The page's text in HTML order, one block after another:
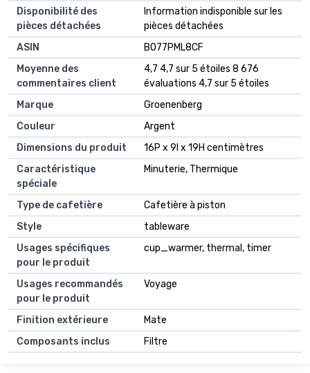
Disponibilité des
pièces détachées
‎Information indisponible sur les
pièces détachées
ASIN
B077PML8CF
Moyenne des
commentaires client
4,7 4,7 sur 5 étoiles 8 676
évaluations 4,7 sur 5 étoiles
Marque
Groenenberg
Couleur
Argent
Dimensions du produit
16P x 9l x 19H centimètres
Caractéristique
spéciale
Minuterie, Thermique
Type de cafetière
Cafetière à piston
Style
tableware
Usages spécifiques
pour le produit
cup_warmer, thermal, timer
Usages recommandés
pour le produit
Voyage
Finition extérieure
Mate
Composants inclus
Filtre